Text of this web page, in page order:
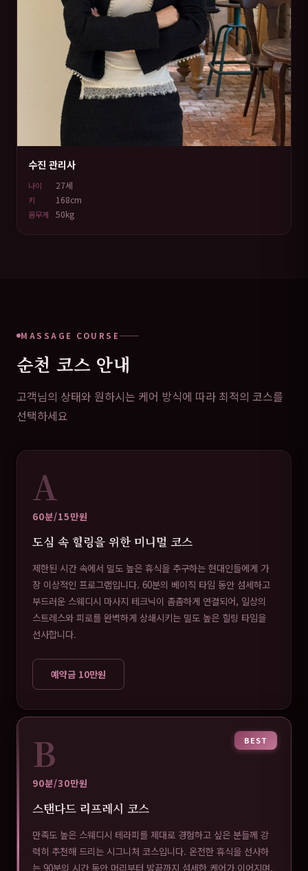
수진 관리사
나이 27세
키 168cm
몸무게 50kg
MASSAGE COURSE
순천 코스 안내
고객님의 상태와 원하시는 케어 방식에 따라 최적의 코스를
선택하세요
A
60분/15만원
도심 속 힐링을 위한 미니멀 코스
제한된 시간 속에서 밀도 높은 휴식을 추구하는 현대인들에게 가
장 이상적인 프로그램입니다. 60분의 베이직 타임 동안 섬세하고
부드러운 스웨디시 마사지 테크닉이 촘촘하게 연결되어, 일상의
스트레스와 피로를 완벽하게 상쇄시키는 밀도 높은 힐링 타임을
선사합니다.
예약금 10만원
BEST
B
90분/30만원
스탠다드 리프레시 코스
만족도 높은 스웨디시 테라피를 제대로 경험하고 싶은 분들께 강
력히 추천해 드리는 시그니처 코스입니다. 온전한 휴식을 선사하
는 90분의 시간 동안 머리부터 발끝까지 섬세한 케어가 이어지며,